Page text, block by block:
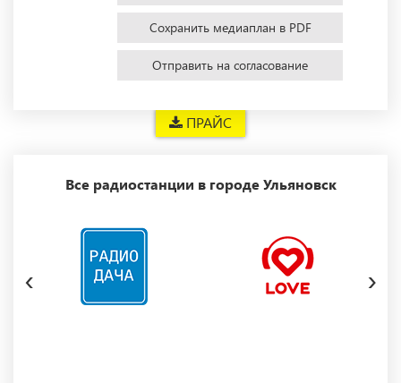
ПРАЙС
Сохранить медиаплан в PDF
Отправить на согласование
Все радиостанции в городе Ульяновск
‹ ›